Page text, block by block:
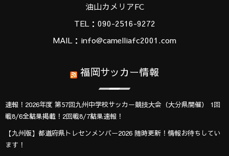
油山カメリアFC
TEL：090-2516-9272
MAIL：info@camelliafc2001.com
福岡サッカー情報
速報！2026年度 第57回九州中学校サッカー競技大会（大分県開催） 1回
戦8/6全結果掲載！2回戦8/7結果速報！
【九州版】都道府県トレセンメンバー2026 随時更新！情報お待ちしてい
ます！